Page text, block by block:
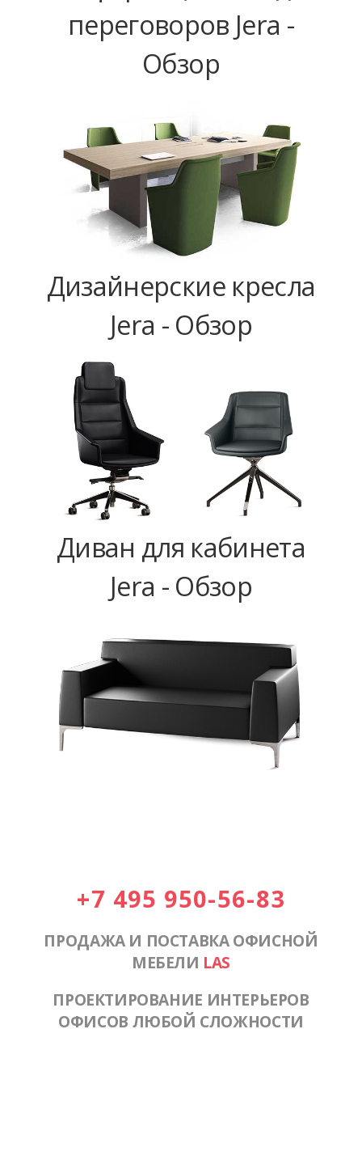
переговоров Jera -
Обзор
Дизайнерские кресла
Jera - Обзор
Диван для кабинета
Jera - Обзор
+7 495 950-56-83
ПРОДАЖА И ПОСТАВКА ОФИСНОЙ
МЕБЕЛИ LAS
ПРОЕКТИРОВАНИЕ ИНТЕРЬЕРОВ
ОФИСОВ ЛЮБОЙ СЛОЖНОСТИ